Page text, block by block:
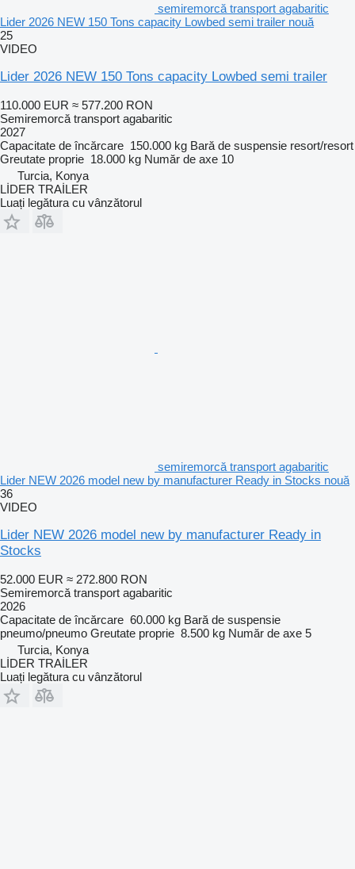
semiremorcă transport agabaritic
Lider 2026 NEW 150 Tons capacity Lowbed semi trailer nouă
25
VIDEO
Lider 2026 NEW 150 Tons capacity Lowbed semi trailer
110.000 EUR ≈ 577.200 RON
Semiremorcă transport agabaritic
2027
Capacitate de încărcare 150.000 kg Bară de suspensie resort/resort
Greutate proprie 18.000 kg Număr de axe 10
Turcia, Konya
LİDER TRAİLER
Luați legătura cu vânzătorul
semiremorcă transport agabaritic
Lider NEW 2026 model new by manufacturer Ready in Stocks nouă
36
VIDEO
Lider NEW 2026 model new by manufacturer Ready in
Stocks
52.000 EUR ≈ 272.800 RON
Semiremorcă transport agabaritic
2026
Capacitate de încărcare 60.000 kg Bară de suspensie
pneumo/pneumo Greutate proprie 8.500 kg Număr de axe 5
Turcia, Konya
LİDER TRAİLER
Luați legătura cu vânzătorul